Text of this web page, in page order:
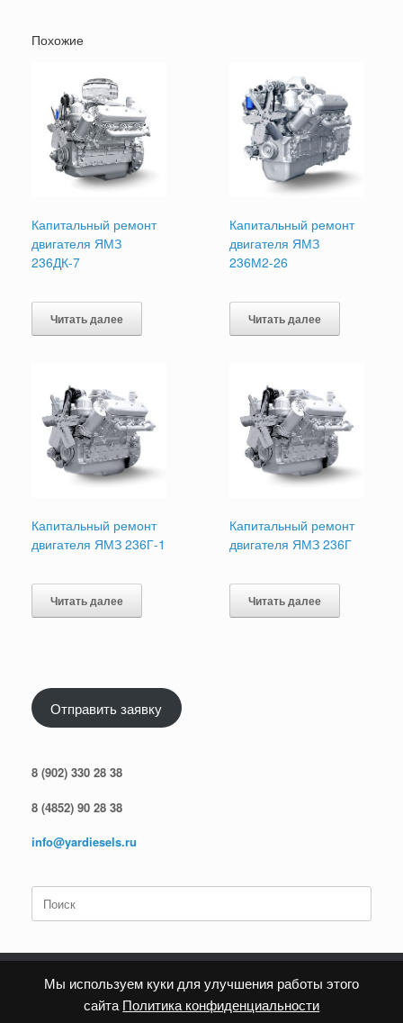
Мы используем куки для улучшения работы этого
сайта Политика конфиденциальности
Похожие
Капитальный ремонт
двигателя ЯМЗ
236ДК-7
Читать далее
Капитальный ремонт
двигателя ЯМЗ
236М2-26
Читать далее
Капитальный ремонт
двигателя ЯМЗ 236Г-1
Читать далее
Капитальный ремонт
двигателя ЯМЗ 236Г
Читать далее
Отправить заявку
8 (902) 330 28 38
8 (4852) 90 28 38
info@yardiesels.ru
по: